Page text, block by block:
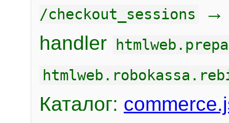
/checkout_sessions
handler
Каталог: